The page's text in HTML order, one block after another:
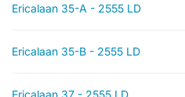
Ericalaan 35-A - 2555 LD
Ericalaan 35-B - 2555 LD
Ericalaan 37 - 2555 LD